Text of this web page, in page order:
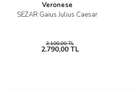
Veronese
SEZAR Gaius Julius Caesar
3.100,00 TL
2.790,00 TL